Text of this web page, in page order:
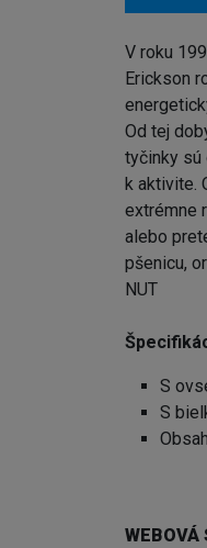
V roku
Erickson
Od tej
tyčinky sú
k aktivite.
extrémne
alebo
pšenicu,
NUT
S
S
WEBOVÁ